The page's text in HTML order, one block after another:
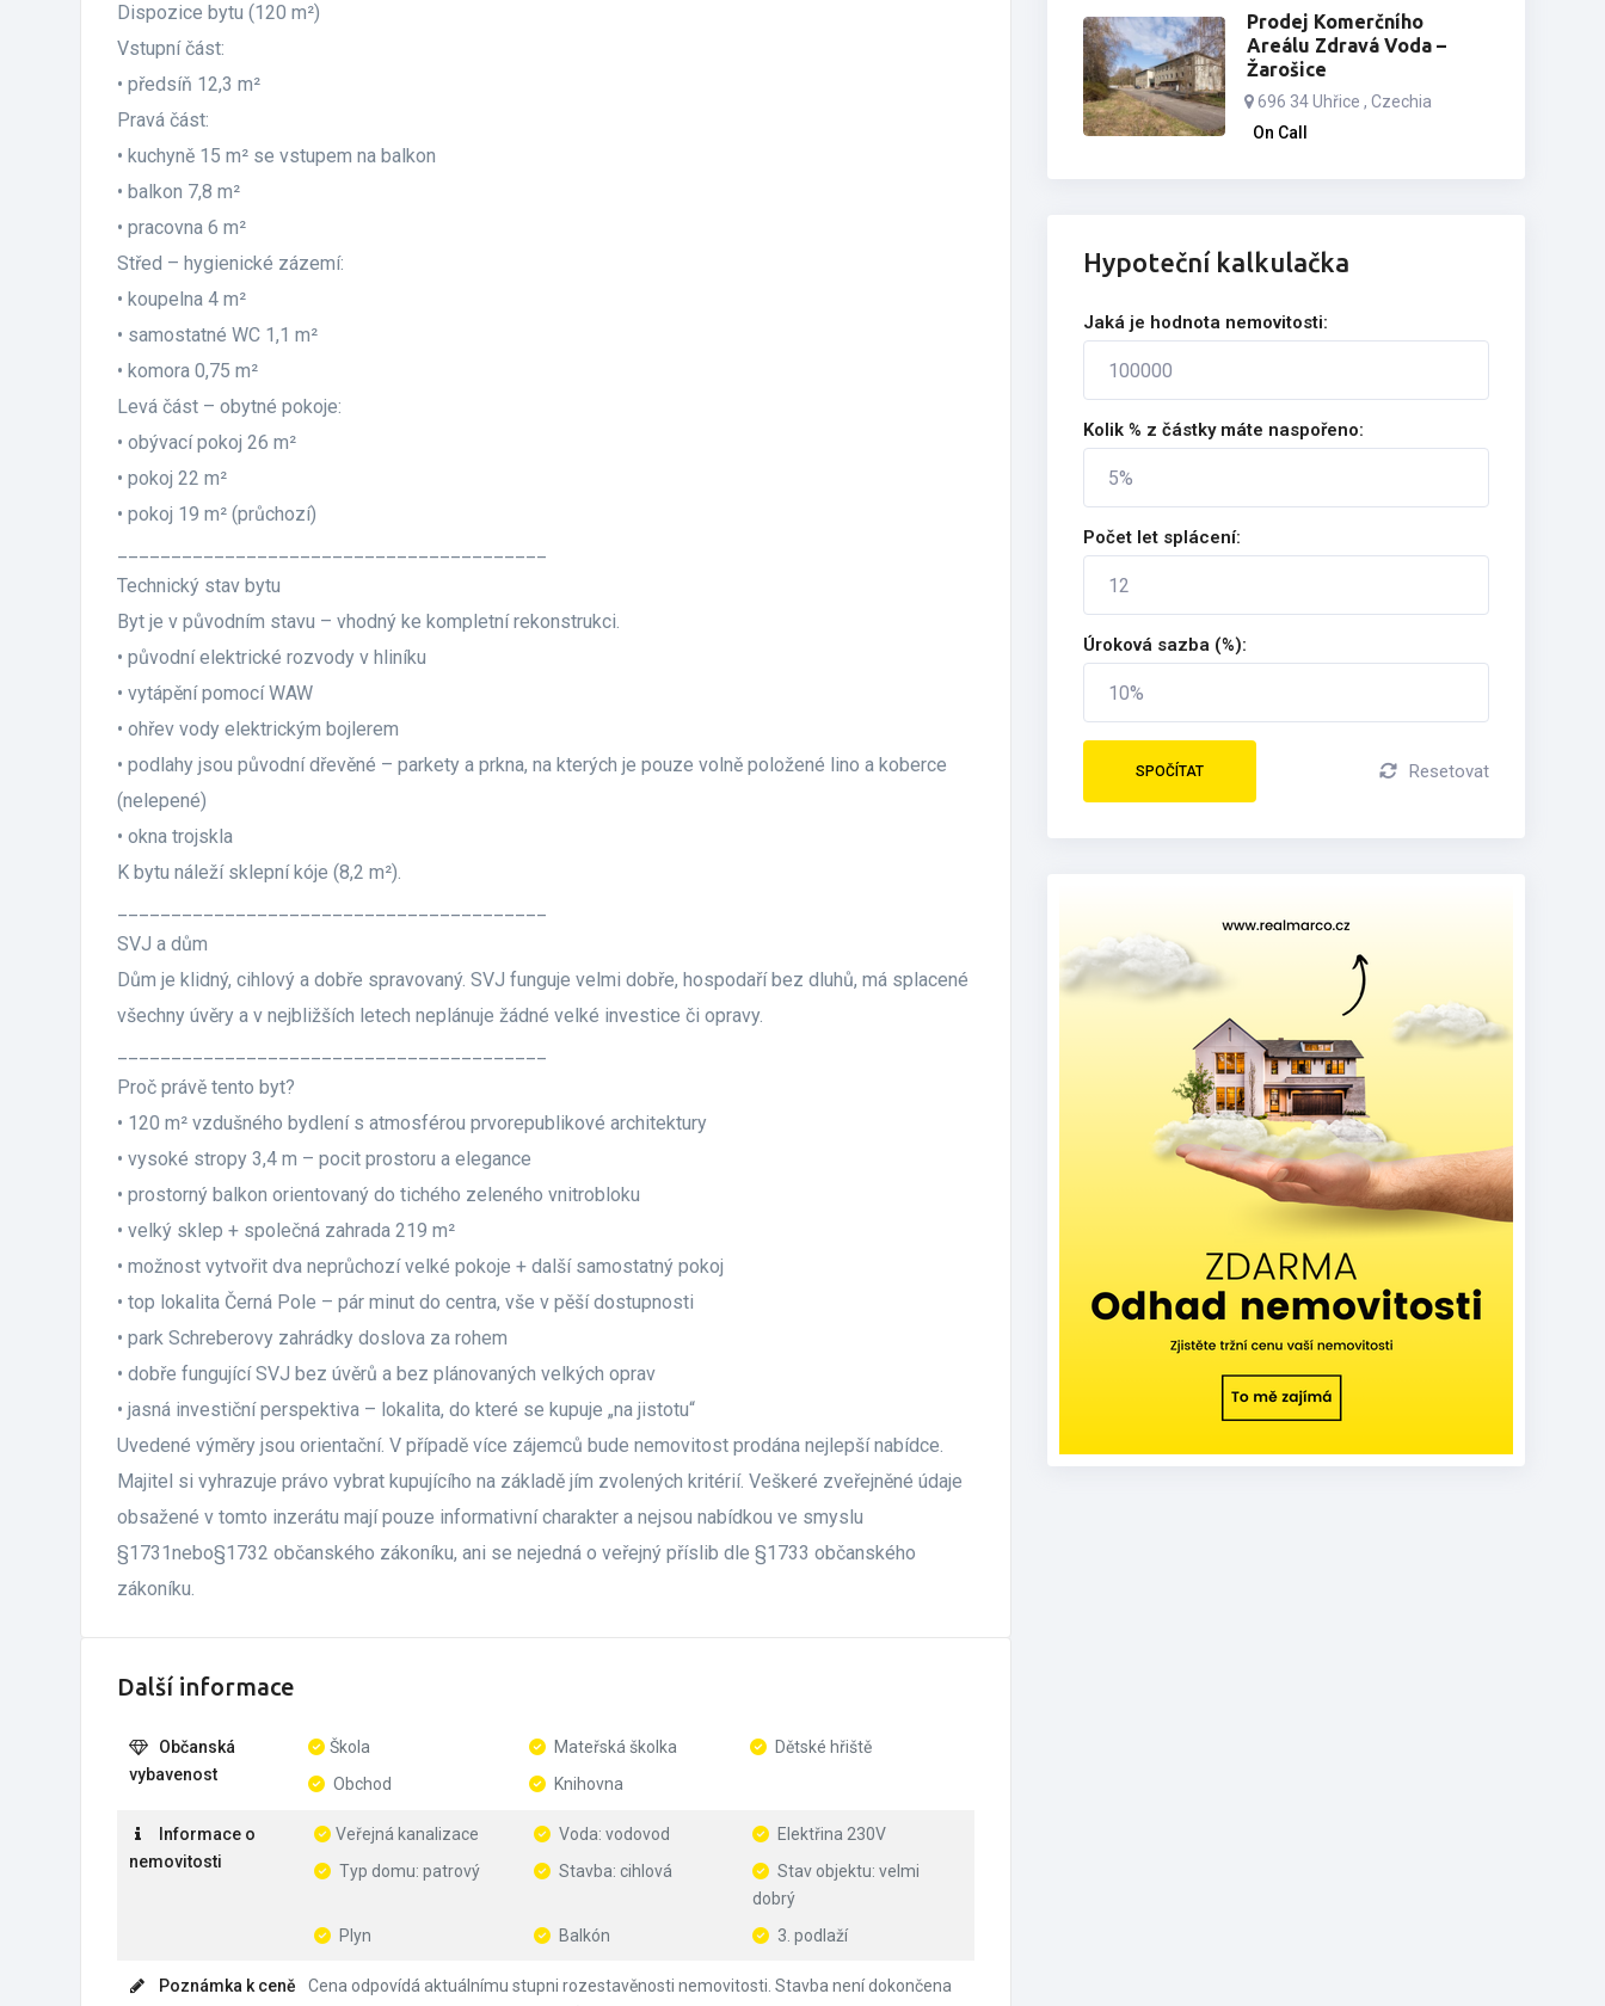
Dispozice bytu (120 m²)
Vstupní část:
• předsíň 12,3 m²
Pravá část:
• kuchyně 15 m² se vstupem na balkon
• balkon 7,8 m²
• pracovna 6 m²
Střed – hygienické zázemí:
• koupelna 4 m²
• samostatné WC 1,1 m²
• komora 0,75 m²
Levá část – obytné pokoje:
• obývací pokoj 26 m²
• pokoj 22 m²
• pokoj 19 m² (průchozí)
Technický stav bytu
Byt je v původním stavu – vhodný ke kompletní rekonstrukci.
• původní elektrické rozvody v hliníku
• vytápění pomocí WAW
• ohřev vody elektrickým bojlerem
• podlahy jsou původní dřevěné – parkety a prkna, na kterých je pouze volně položené lino a koberce
(nelepené)
• okna trojskla
K bytu náleží sklepní kóje (8,2 m²).
SVJ a dům
Dům je klidný, cihlový a dobře spravovaný. SVJ funguje velmi dobře, hospodaří bez dluhů, má splacené
všechny úvěry a v nejbližších letech neplánuje žádné velké investice či opravy.
Proč právě tento byt?
• 120 m² vzdušného bydlení s atmosférou prvorepublikové architektury
• vysoké stropy 3,4 m – pocit prostoru a elegance
• prostorný balkon orientovaný do tichého zeleného vnitrobloku
• velký sklep + společná zahrada 219 m²
• možnost vytvořit dva neprůchozí velké pokoje + další samostatný pokoj
• top lokalita Černá Pole – pár minut do centra, vše v pěší dostupnosti
• park Schreberovy zahrádky doslova za rohem
• dobře fungující SVJ bez úvěrů a bez plánovaných velkých oprav
• jasná investiční perspektiva – lokalita, do které se kupuje „na jistotu“
Uvedené výměry jsou orientační. V případě více zájemců bude nemovitost prodána nejlepší nabídce.
Majitel si vyhrazuje právo vybrat kupujícího na základě jím zvolených kritérií. Veškeré zveřejněné údaje
obsažené v tomto inzerátu mají pouze informativní charakter a nejsou nabídkou ve smyslu
§1731nebo§1732 občanského zákoníku, ani se nejedná o veřejný příslib dle §1733 občanského
zákoníku.
Další informace
Občanská
vybavenost
Škola Mateřská školka
Dětské hřiště
Obchod
Knihovna
Informace o
nemovitosti
Veřejná kanalizace Voda: vodovod
Elektřina 230V
Typ domu: patrový
Stavba: cihlová
Stav objektu: velmi
dobrý
Plyn
Balkón 3. podlaží
Poznámka k ceně
Cena odpovídá aktuálnímu stupni rozestavěnosti nemovitosti. Stavba není dokončena
Prodej Komerčního
Areálu Zdravá Voda –
Žarošice
696 34 Uhřice , Czechia
On Call
Hypoteční kalkulačka
Jaká je hodnota nemovitosti:
Kolik % z částky máte naspořeno:
Počet let splácení:
Úroková sazba (%):
SPOČÍTAT Resetovat